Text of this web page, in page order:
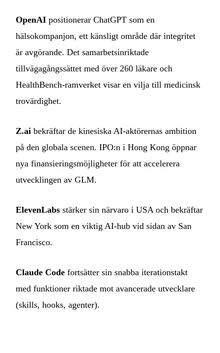
OpenAI positionerar ChatGPT som en
hälsokompanjon, ett känsligt område där integritet
är avgörande. Det samarbetsinriktade
tillvägagångssättet med över 260 läkare och
HealthBench-ramverket visar en vilja till medicinsk
trovärdighet.
Z.ai bekräftar de kinesiska AI-aktörernas ambition
på den globala scenen. IPO:n i Hong Kong öppnar
nya finansieringsmöjligheter för att accelerera
utvecklingen av GLM.
ElevenLabs stärker sin närvaro i USA och bekräftar
New York som en viktig AI-hub vid sidan av San
Francisco.
Claude Code fortsätter sin snabba iterationstakt
med funktioner riktade mot avancerade utvecklare
(skills, hooks, agenter).